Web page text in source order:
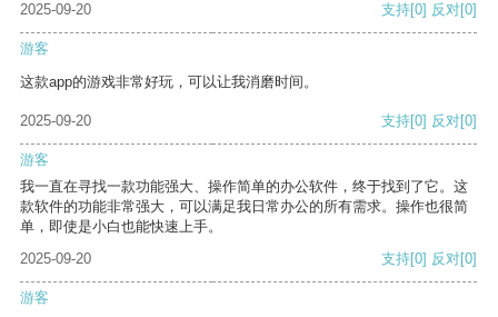
2025-09-20
支持[0] 反对[0]
游客
这款app的游戏非常好玩，可以让我消磨时间。
2025-09-20 支持[0] 反对[0]
游客
我一直在寻找一款功能强大、操作简单的办公软件，终于找到了它。这
款软件的功能非常强大，可以满足我日常办公的所有需求。操作也很简
单，即使是小白也能快速上手。
2025-09-20
支持[0] 反对[0]
游客